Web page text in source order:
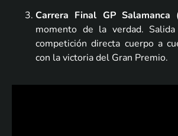
Carrera Final GP Salamanca
momento de la verdad.
competición directa cuerpo a
con la victoria del Gran Premio.